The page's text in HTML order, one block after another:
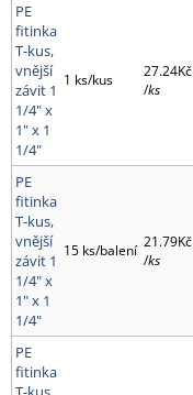
PE
fitinka
T-kus,
vnější
závit 1
1/4" x
1" x 1
1/4"
1 ks/kus
27.24Kč
/ks
PE
fitinka
T-kus,
vnější
závit 1
1/4" x
1" x 1
1/4"
15 ks/balení 21.79Kč
/ks
PE
fitinka